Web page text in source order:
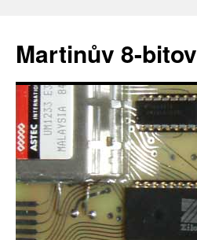
obsahu
webu
Martinův 8-